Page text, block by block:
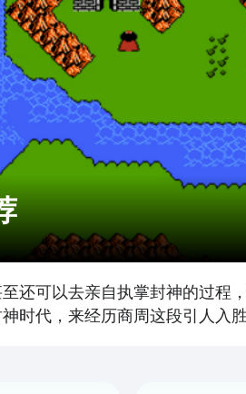
还可以去亲自执掌封神的过程
时代，来经历商周这段引人入